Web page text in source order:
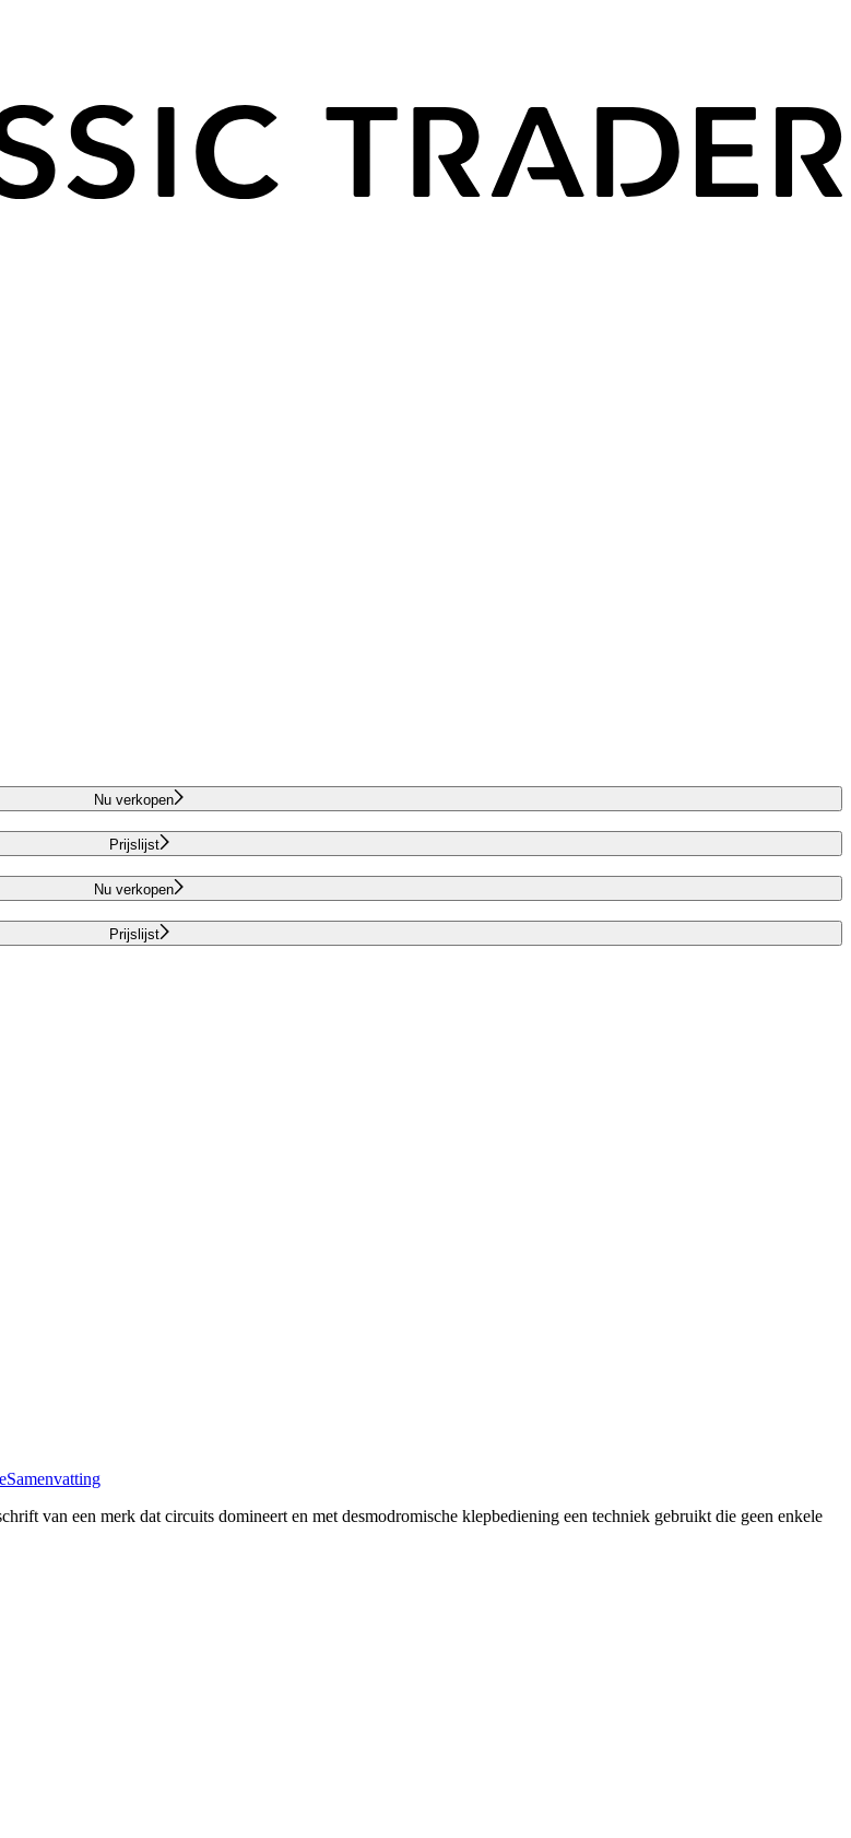
Nu verkopen
Prijslijst
Nu verkopen
Prijslijst
Samenvatting
van een merk dat circuits domineert en met desmodromische klepbediening een techniek gebruikt die geen enkele